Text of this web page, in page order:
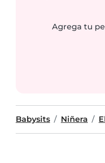
Agrega tu
Babysits Niñera